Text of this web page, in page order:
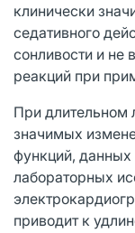
клинически
седативного
сонливости и не
реакций при
При длительном
значимых
функций, данных
лабораторных
приводит к